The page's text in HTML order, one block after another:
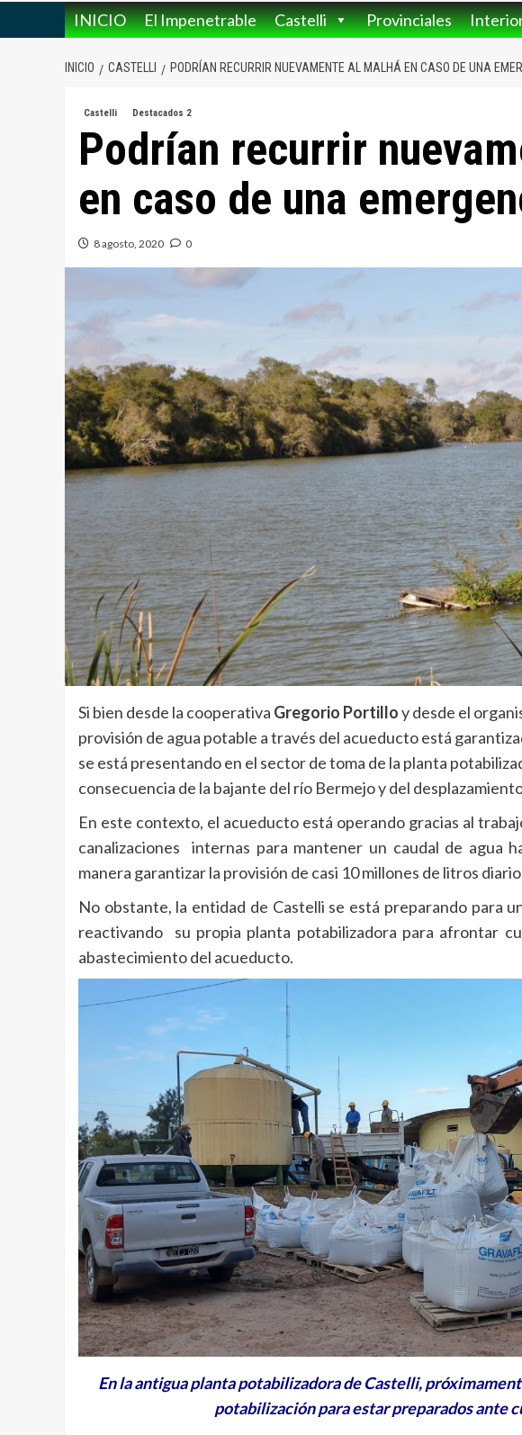
INICIO El Impenetrable Castelli Provinciales
INICIO CASTELLI PODRÍAN RECURRIR NUEVAMENTE AL MALHÁ EN CASO DE UNA
Castelli Destacados 2
Podrían recurrir
en caso de una
8 agosto, 2020 0
Si bien desde la cooperativa Gregorio Portilloy desde el
provisión de agua potable a través del acueducto está
se está presentando en el sector de toma de la planta
consecuencia de la bajante del río Bermejo y del
En este contexto, el acueducto está operando gracias al
canalizaciones internas para mantener un caudal de agua
manera garantizar la provisión de casi 10 millones de litros
No obstante, la entidad de Castelli se está preparando para
reactivando su propia planta potabilizadora para afrontar
abastecimiento del acueducto.
En la antigua planta potabilizadora de Castelli,
potabilización para estar preparados ante